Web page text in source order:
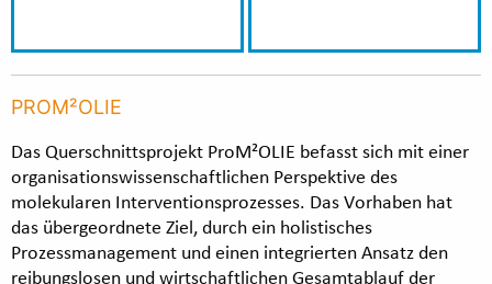
PROM²OLIE
Das Querschnittsprojekt ProM²OLIE befasst sich mit einer
organisationswissenschaftlichen Perspektive des
molekularen Interventionsprozesses. Das Vorhaben hat
das übergeordnete Ziel, durch ein holistisches
Prozessmanagement und einen integrierten Ansatz den
reibungslosen und wirtschaftlichen Gesamtablauf der